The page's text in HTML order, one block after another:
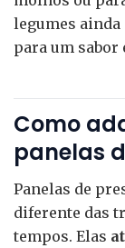
legumes ainda
para um sabor
Como
panelas
Panelas de
diferente das
tempos. Elas